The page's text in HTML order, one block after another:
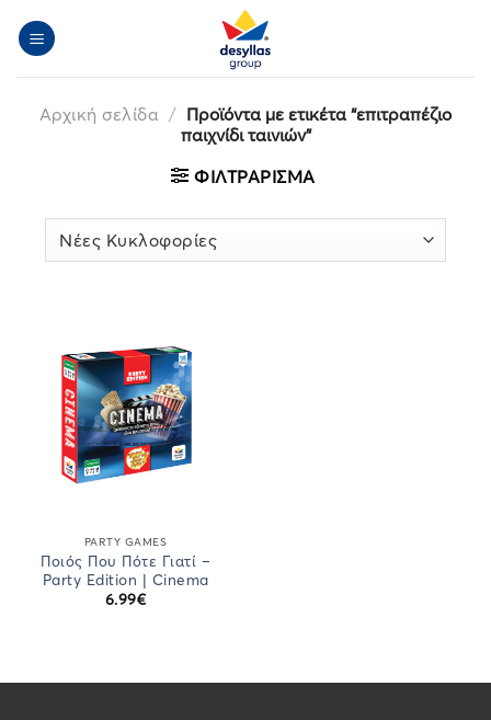
στο
Αρχική σελίδα / Προϊόντα με ετικέτα “επιτραπέζιο
παιχνίδι ταινιών”
ΦΙΛΤΡΆΡΙΣΜΑ
PARTY GAMES
Ποιός Που Πότε Γιατί –
Party Edition | Cinema
6.99€